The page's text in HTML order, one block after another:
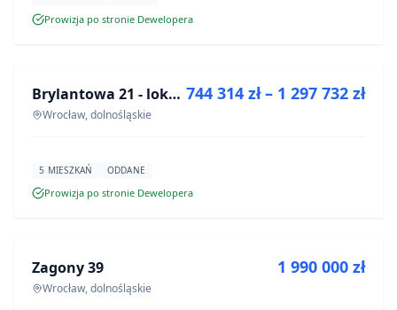
Prowizja po stronie Dewelopera
INWESTYCJA Brylantowa 21 - lokale usługowe
Wrocław, dolnośląskie
744 314 zł – 1 297 732 zł
5 MIESZKAŃ ODDANE
Prowizja po stronie Dewelopera
INWESTYCJA
Zagony 39
Wrocław, dolnośląskie
1 990 000 zł